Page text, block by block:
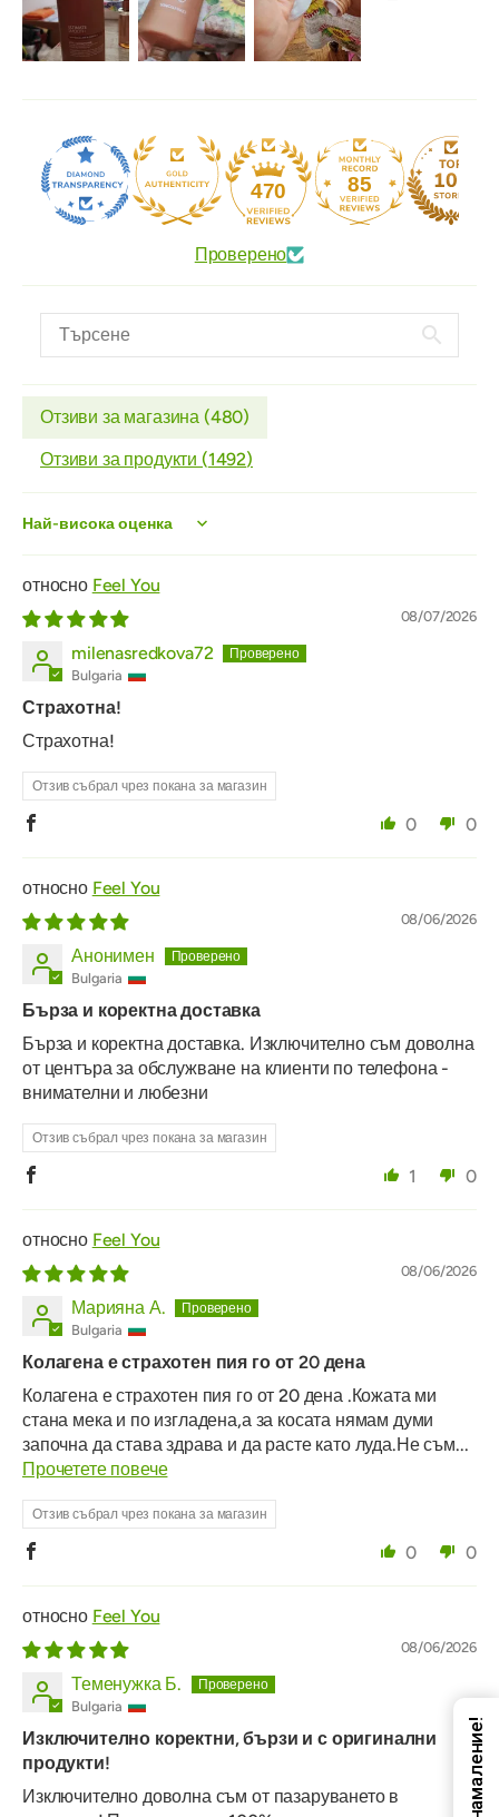
470 85
Проверено
Отзиви за магазина (480)
Отзиви за продукти (1492)
Sort by
Feel You
08/07/2026
milenasredkova72
Bulgaria
Страхотна!
Страхотна!
Отзив събрал чрез покана за магазин
0 0
Feel You
08/06/2026
Анонимен
Bulgaria
Бърза и коректна доставка
Бърза и коректна доставка. Изключително съм доволна
от центъра за обслужване на клиенти по телефона -
внимателни и любезни
Отзив събрал чрез покана за магазин
1 0
Feel You
08/06/2026
Марияна А.
Bulgaria
Колагена е страхотен пия го от 20 дена
Колагена е страхотен пия го от 20 дена .Кожата ми
стана мека и по изгладена,а за косата нямам думи
започна да става здрава и да расте като луда.Не съм...
Прочетете повече
Отзив събрал чрез покана за магазин
0 0
Feel You
08/06/2026
Теменужка Б.
Bulgaria
Изключително коректни, бързи и с оригинални
продукти!
Изключително доволна съм от пазаруването в